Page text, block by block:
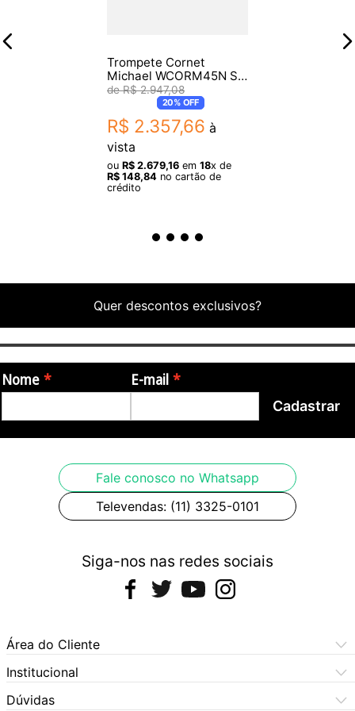
Trompete Cornet
Michael WCORM45N Sib
Laqueado
R$ 2.947,08
20%OFF
R$ 2.357,66 à
vista
ou R$ 2.679,16 em 18x de
R$ 148,84 no cartão de
crédito
Quer descontos exclusivos?
Nome E-mail
Cadastrar
Fale conosco no Whatsapp
Televendas: (11) 3325-0101
Siga-nos nas redes sociais
Área do Cliente
Meus Pedidos
Meus Dados
Institucional
Central de Atendimento
Dúvidas